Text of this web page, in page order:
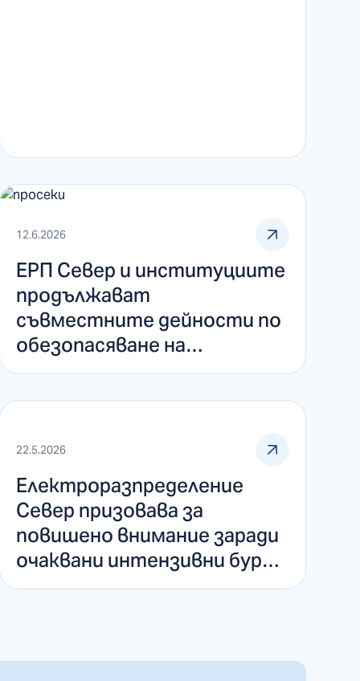
12.6.2026
ЕРП Север и институциите
продължават
съвместните дейности по
обезопасяване на
електропроводите в
област Велико Търново
22.5.2026
Електроразпределение
Север призовава за
повишено внимание заради
очаквани интензивни бури в
Североизточна България